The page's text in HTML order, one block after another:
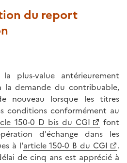
du report
plus-value antérieurement
la demande du contribuable,
nouveau lorsque les titres
conditions conformément au
150-0 D bis du CGI
font
d'échange dans les
à l'article 150-0 B du CGI
.
de cinq ans est apprécié à